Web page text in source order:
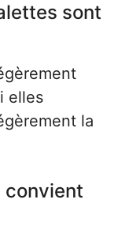
sont
elles
la
convient